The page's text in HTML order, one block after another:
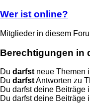
Wer ist online?
Mitglieder in diesem
Berechtigungen in
Du darfstneue Themen
Du darfstAntworten zu
Du darfst deine Beiträge
Du darfst deine Beiträge